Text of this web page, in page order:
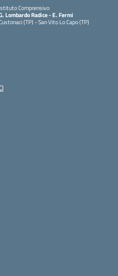
Comprensivo
Lombardo Radice - E. Fermi
(TP) - San Vito Lo Capo (TP)
— Visita la pagina iniziale della scuola